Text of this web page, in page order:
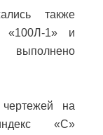
также
«100Л-1» и
на
«С»